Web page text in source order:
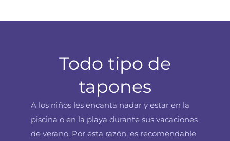
Todo tipo de
tapones
A los niños les encanta nadar y estar en la
piscina o en la playa durante sus vacaciones
de verano. Por esta razón, es recomendable